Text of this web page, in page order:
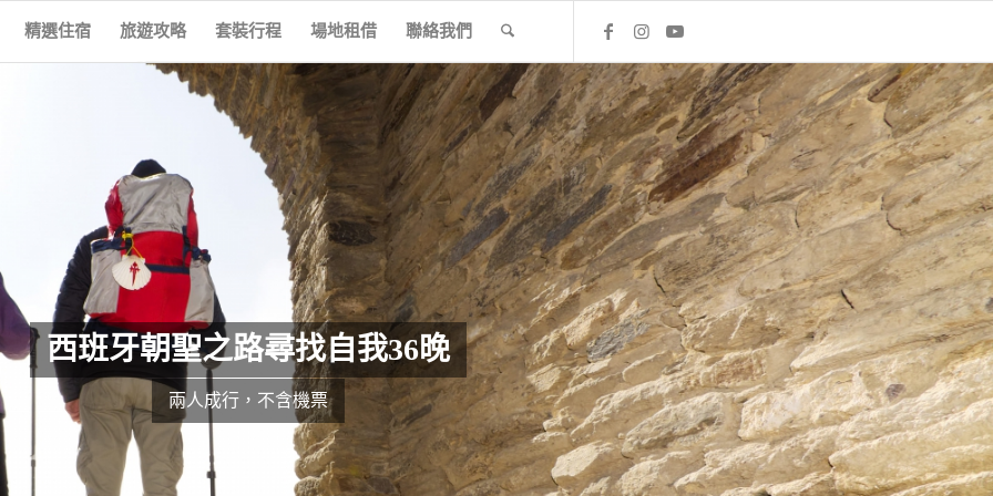
精選住宿 旅遊攻略 套裝行程 場地租借 聯絡我們
西班牙朝聖之路尋找自我36晚
兩人成行，不含機票